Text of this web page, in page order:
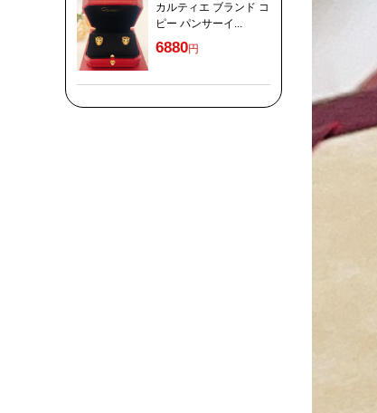
カルティエ ブランド コ
ピー パンサーイ...
6880円